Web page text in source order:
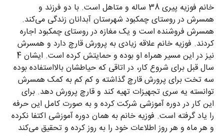
خانم فوزیه پیری 38 ساله و متاهل است. با دو فرزند و
همسرش در روستای چمکبود شهرستان آبدانان زندگی می‌کند.
همسرش فروشنده است و یک مغازه در روستای چمکبود اجاره
کردند. فوزیه خانم علاقه زیادی به پرورش قارچ دارد و همسرش
نیز در این مسیر همراه او بوده و حمایتش کرده است. ایشان 4
سال قبل برای شروع کار، در اتاقی که حیاطشان بالااستفاده بوده
سه تخت برای پرورش قارچ گذاشته و کم کم به کمک همسرش
توانسته یه سری تجهیزات تهیه کند و قارچ پرورش دهد. برای
این کار در دوره آموزشی شرکت کرده و به صورت کامل این حرفه
را یاد گرفته است. فوزیه خانم به همان دوره آموزشی اکتفا نکرده
و هر ماه و هر روز اطلاعات خود را به روز کرده و تحقیق می‌کند